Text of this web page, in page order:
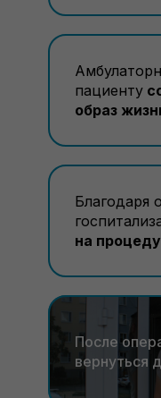
пациенту
образ
Благодаря
на
После
вернуться